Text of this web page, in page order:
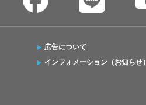
広告について
インフォメーション（お知らせ）